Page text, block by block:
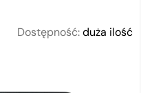
Dostępność:duża ilość